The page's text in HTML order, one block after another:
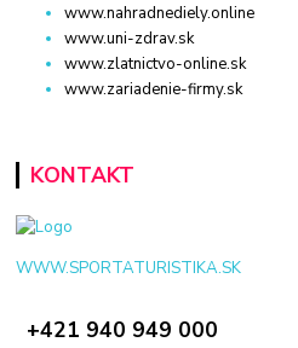
www.nahradnediely.online
www.uni-zdrav.sk
www.zlatnictvo-online.sk
www.zariadenie-firmy.sk
KONTAKT
WWW.SPORTATURISTIKA.SK
+421 940 949 000